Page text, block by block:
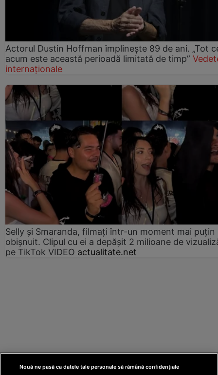
Actorul Dustin Hoffman împlinește 89 de ani. „Tot
acum este această perioadă limitată de timp”
internaționale
Selly și Smaranda, filmați într-un moment mai puțin
obișnuit. Clipul cu ei a depășit 2 milioane de
pe TikTok VIDEO actualitate.net
Nouă ne pasă ca datele tale personale să rămână confidențiale